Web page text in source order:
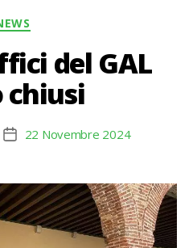
Categorie
del GAL
chiusi
Data22 Novembre 2024